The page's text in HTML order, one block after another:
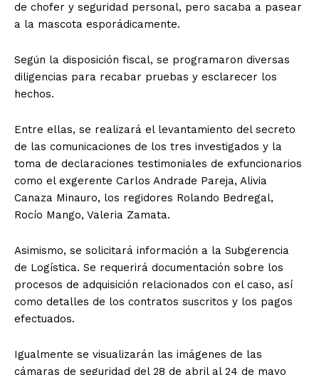
de chofer y seguridad personal, pero sacaba a pasear
a la mascota esporádicamente.
Según la disposición fiscal, se programaron diversas
diligencias para recabar pruebas y esclarecer los
hechos.
Entre ellas, se realizará el levantamiento del secreto
de las comunicaciones de los tres investigados y la
toma de declaraciones testimoniales de exfuncionarios
como el exgerente Carlos Andrade Pareja, Alivia
Canaza Minauro, los regidores Rolando Bedregal,
Rocío Mango, Valeria Zamata.
Asimismo, se solicitará información a la Subgerencia
de Logística. Se requerirá documentación sobre los
procesos de adquisición relacionados con el caso, así
como detalles de los contratos suscritos y los pagos
efectuados.
Igualmente se visualizarán las imágenes de las
cámaras de seguridad del 28 de abril al 24 de mayo